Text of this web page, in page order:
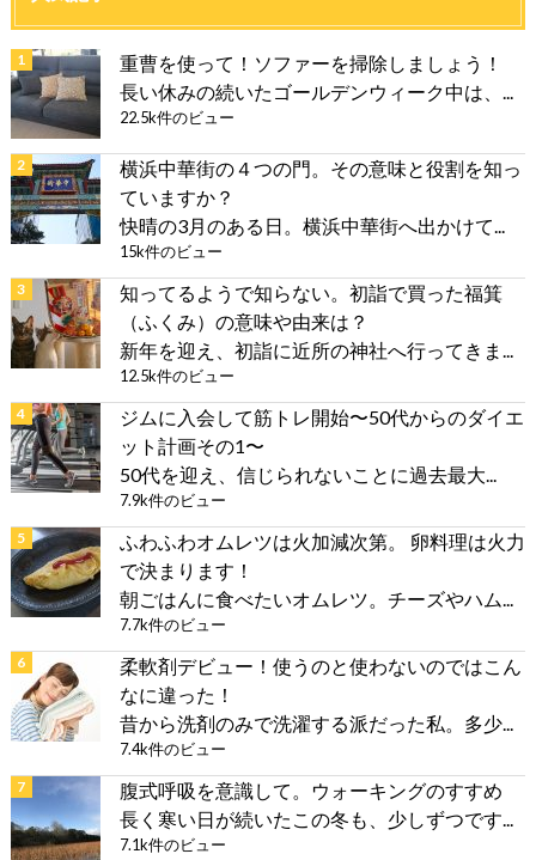
重曹を使って！ソファーを掃除しましょう！
長い休みの続いたゴールデンウィーク中は、...
22.5k件のビュー
横浜中華街の４つの門。その意味と役割を知っ
ていますか？
快晴の3月のある日。横浜中華街へ出かけて...
15k件のビュー
知ってるようで知らない。初詣で買った福箕
（ふくみ）の意味や由来は？
新年を迎え、初詣に近所の神社へ行ってきま...
12.5k件のビュー
ジムに入会して筋トレ開始〜50代からのダイエ
ット計画その1〜
50代を迎え、信じられないことに過去最大...
7.9k件のビュー
ふわふわオムレツは火加減次第。 卵料理は火力
で決まります！
朝ごはんに食べたいオムレツ。チーズやハム...
7.7k件のビュー
柔軟剤デビュー！使うのと使わないのではこん
なに違った！
昔から洗剤のみで洗濯する派だった私。多少...
7.4k件のビュー
腹式呼吸を意識して。ウォーキングのすすめ
長く寒い日が続いたこの冬も、少しずつです...
7.1k件のビュー